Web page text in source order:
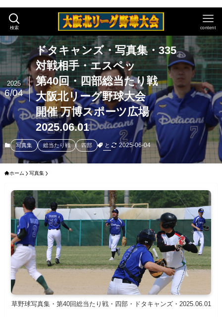
検索 content
ドタキャンズ・写真集・335
対戦相手・エスペッ
第40回・四部総当たり戦
大阪北リーグ野球大会
開催 万博スポーツ広場
2025.06.01
2025
6/04
写真集 総当たり戦 四部 と 2025-06-04
ホーム 写真集
草野球写真集・第40回総当たり戦・四部・ドタキャンズ・2025.06.01